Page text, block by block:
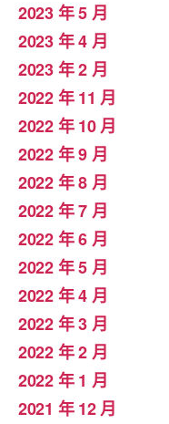
2023 年 5 月
2023 年 4 月
2023 年 2 月
2022 年 11 月
2022 年 10 月
2022 年 9 月
2022 年 8 月
2022 年 7 月
2022 年 6 月
2022 年 5 月
2022 年 4 月
2022 年 3 月
2022 年 2 月
2022 年 1 月
2021 年 12 月